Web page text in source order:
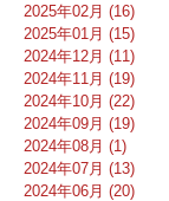
2025年02月 (16)
2025年01月 (15)
2024年12月 (11)
2024年11月 (19)
2024年10月 (22)
2024年09月 (19)
2024年08月 (1)
2024年07月 (13)
2024年06月 (20)